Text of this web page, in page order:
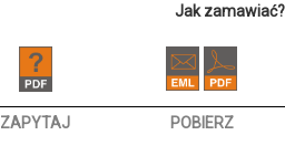
Jak zamawiać?
ZAPYTAJ POBIERZ